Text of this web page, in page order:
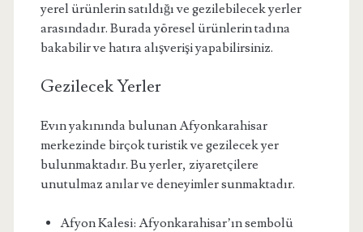
yerel ürünlerin satıldığı ve gezilebilecek yerler
arasındadır. Burada yöresel ürünlerin tadına
bakabilir ve hatıra alışverişi yapabilirsiniz.
Gezilecek Yerler
Evın yakınında bulunan Afyonkarahisar
merkezinde birçok turistik ve gezilecek yer
bulunmaktadır. Bu yerler, ziyaretçilere
unutulmaz anılar ve deneyimler sunmaktadır.
Afyon Kalesi: Afyonkarahisar’ın sembolü